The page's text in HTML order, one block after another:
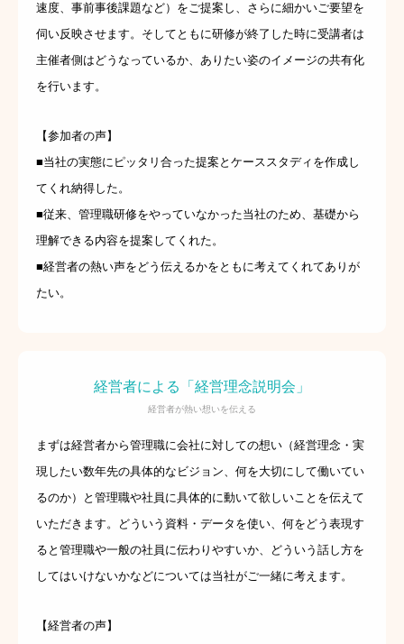
速度、事前事後課題など）をご提案し、さらに細かいご要望を
伺い反映させます。そしてともに研修が終了した時に受講者は
主催者側はどうなっているか、ありたい姿のイメージの共有化
を行います。
【参加者の声】
■当社の実態にピッタリ合った提案とケーススタディを作成し
てくれ納得した。
■従来、管理職研修をやっていなかった当社のため、基礎から
理解できる内容を提案してくれた。
■経営者の熱い声をどう伝えるかをともに考えてくれてありが
たい。
経営者による「経営理念説明会」
経営者が熱い想いを伝える
まずは経営者から管理職に会社に対しての想い（経営理念・実
現したい数年先の具体的なビジョン、何を大切にして働いてい
るのか）と管理職や社員に具体的に動いて欲しいことを伝えて
いただきます。どういう資料・データを使い、何をどう表現す
ると管理職や一般の社員に伝わりやすいか、どういう話し方を
してはいけないかなどについては当社がご一緒に考えます。
【経営者の声】